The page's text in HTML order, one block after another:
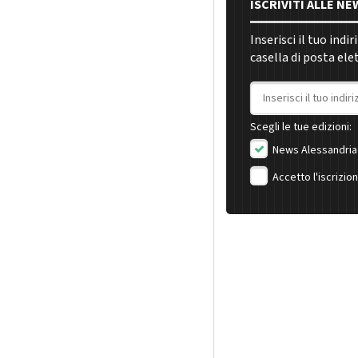
ISCRIVITI ALLE
Inserisci il tuo
casella di posta
Indirizzo email
Scegli le tue edizioni:
News Alessandria
Accetto